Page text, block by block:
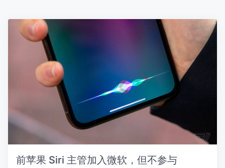
前苹果 Siri 主管加入微软，但不参与